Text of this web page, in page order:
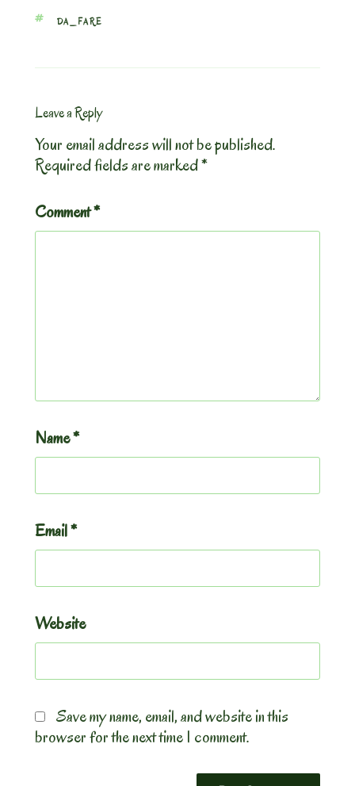
TAGS
DA_FARE
Leave a Reply
Your email address will not be published.
Required fields are marked*
Comment*
Name*
Email*
Website
Save my name, email, and website in this
browser for the next time I comment.